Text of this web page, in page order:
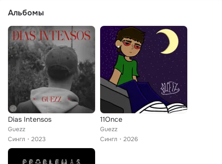
Альбомы
Dias Intensos
Guezz
Сингл
2023
11Once
Guezz
Сингл
2026